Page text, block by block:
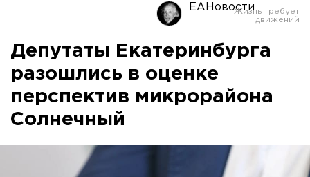
Оренбург
ЕАНовости
Депутаты Екатеринбурга
разошлись в оценке
перспектив микрорайона
Солнечный